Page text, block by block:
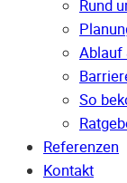
Rund
Ablauf
So
Referenzen
Kontakt